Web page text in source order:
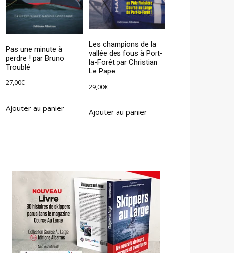
Pas une minute à
perdre ! par Bruno
Troublé
27,00€
Ajouter au panier
Les champions de la
vallée des fous à Port-
la-Forêt par Christian
Le Pape
29,00€
Ajouter au panier